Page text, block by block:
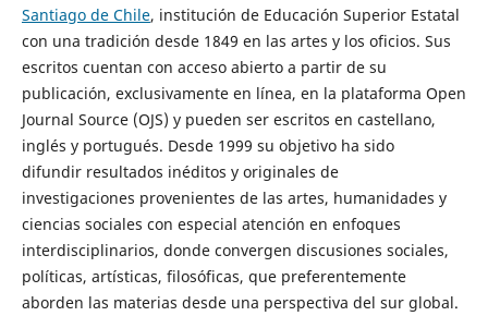
Santiago de Chile, institución de Educación Superior Estatal
con una tradición desde 1849 en las artes y los oficios. Sus
escritos cuentan con acceso abierto a partir de su
publicación, exclusivamente en línea, en la plataforma Open
Journal Source (OJS) y pueden ser escritos en castellano,
inglés y portugués. Desde 1999 su objetivo ha sido
difundir resultados inéditos y originales de
investigaciones provenientes de las artes, humanidades y
ciencias sociales con especial atención en enfoques
interdisciplinarios, donde convergen discusiones sociales,
políticas, artísticas, filosóficas, que preferentemente
aborden las materias desde una perspectiva del sur global.